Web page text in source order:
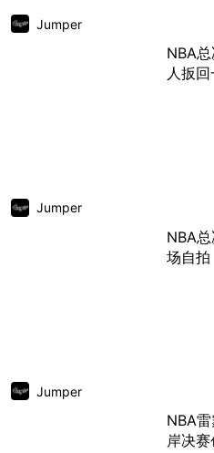
Jumper
NBA
人扳
Jumper
NBA
场自
Jumper
NBA
岸决